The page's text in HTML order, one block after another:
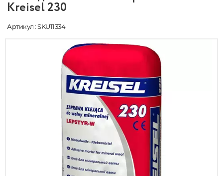
Kreisel 230
Артикул : SKU11334